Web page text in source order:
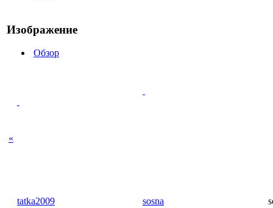
Изображение
Обзор
«
tatka2009 sosna